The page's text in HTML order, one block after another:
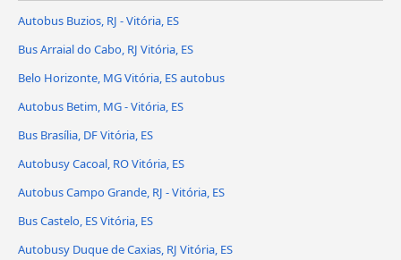
Autobus Buzios, RJ - Vitória, ES
Bus Arraial do Cabo, RJ Vitória, ES
Belo Horizonte, MG Vitória, ES autobus
Autobus Betim, MG - Vitória, ES
Bus Brasília, DF Vitória, ES
Autobusy Cacoal, RO Vitória, ES
Autobus Campo Grande, RJ - Vitória, ES
Bus Castelo, ES Vitória, ES
Autobusy Duque de Caxias, RJ Vitória, ES